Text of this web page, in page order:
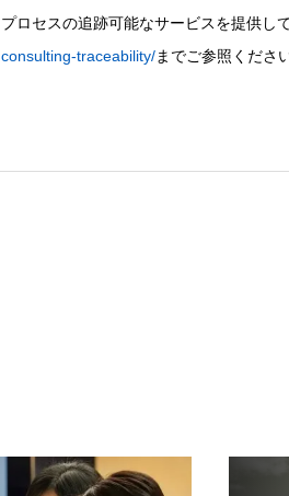
プロセスの追跡可能なサービスを提供し
consulting-traceability/までご参照ください